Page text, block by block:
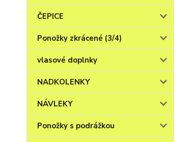
ČEPICE
Ponožky zkrácené (3/4)
vlasové doplnky
NADKOLENKY
NÁVLEKY
Ponožky s podrážkou